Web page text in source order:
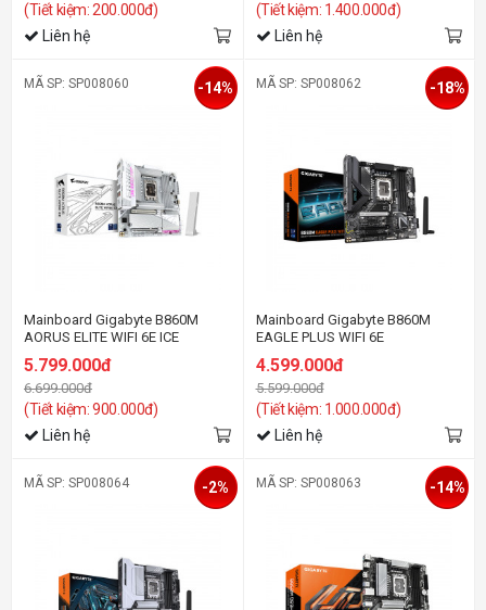
(Tiết kiệm: 200.000đ)
Liên hệ
(Tiết kiệm: 1.400.000đ)
Liên hệ
MÃ SP: SP008060
Mainboard Gigabyte B860M
AORUS ELITE WIFI 6E ICE
5.799.000đ
6.699.000đ
(Tiết kiệm: 900.000đ)
-14%
Liên hệ
MÃ SP: SP008062
Mainboard Gigabyte B860M
EAGLE PLUS WIFI 6E
4.599.000đ
5.599.000đ
(Tiết kiệm: 1.000.000đ)
-18%
Liên hệ
MÃ SP: SP008064 -2% MÃ SP: SP008063 -14%